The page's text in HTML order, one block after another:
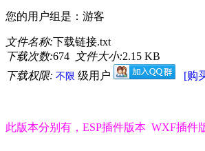
您的用户组是：游客
文件名称:下载链接.txt
下载次数:674 文件大小:2.15 KB
下载权限: 不限 级用户 [购
此版本分别有，ESP插件版本 WXF插件